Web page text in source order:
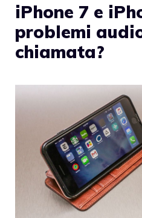
iPhone 7 e
problemi
chiamata?